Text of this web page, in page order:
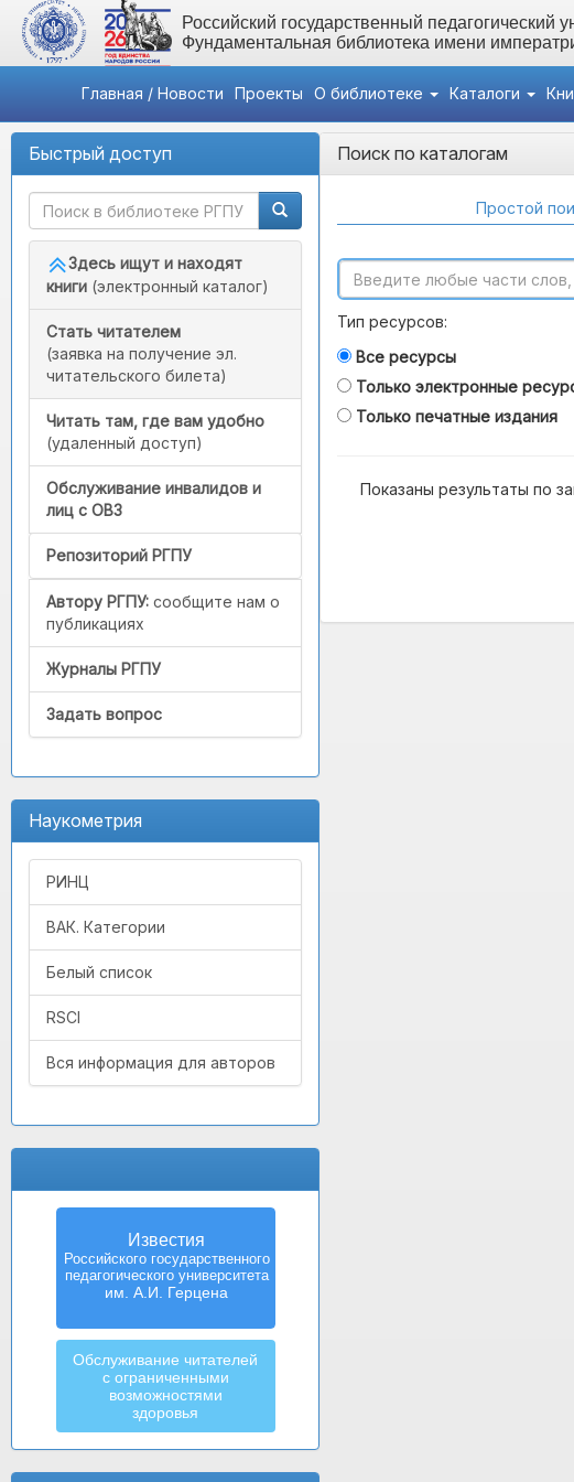
Российский государственный педагогический
Фундаментальная библиотека имени
Главная / Новости Проекты О библиотеке Каталоги
Быстрый доступ
Здесь ищут и находят
книги (электронный каталог)
Стать читателем
(заявка на получение эл.
читательского билета)
Читать там, где вам удобно
(удаленный доступ)
Обслуживание инвалидов и
лиц с ОВЗ
Репозиторий РГПУ
Автору РГПУ: сообщите нам о
публикациях
Журналы РГПУ
Задать вопрос
Наукометрия
РИНЦ
ВАК. Категории
Белый список
RSCI
Вся информация для авторов
Известия
Российского государственного
педагогического университета
им. А.И. Герцена
Обслуживание читателей
с ограниченными
возможностями
здоровья
Поиск по каталогам
Простой
Тип ресурсов:
Все ресурсы
Только электронные
Только печатные издания
Показаны результаты по